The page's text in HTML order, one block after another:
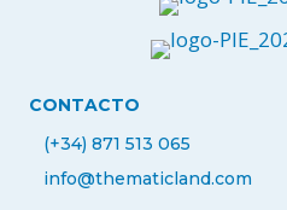
CONTACTO
(+34) 871 513 065
info@thematicland.com